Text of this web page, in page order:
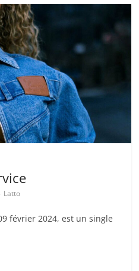
Latto
février 2024, est un single